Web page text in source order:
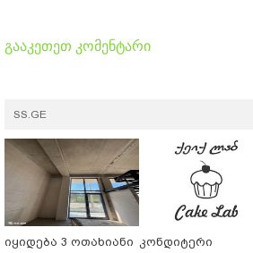
გააკეთეთ კომენტარი
SS.GE
იყიდება 3 ოთახიანი კონდიტერი